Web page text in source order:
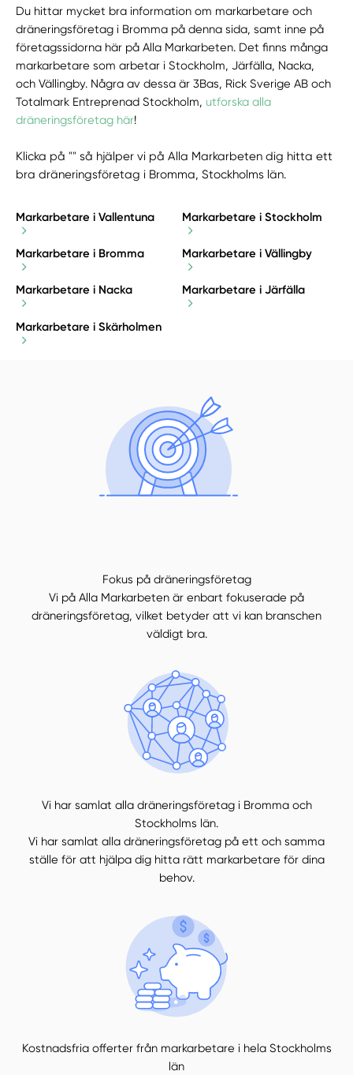
Du hittar mycket bra information om markarbetare och
dräneringsföretag i Bromma på denna sida, samt inne på
företagssidorna här på Alla Markarbeten. Det finns många
markarbetare som arbetar i Stockholm, Järfälla, Nacka,
och Vällingby. Några av dessa är 3Bas, Rick Sverige AB och
Totalmark Entreprenad Stockholm,utforska alla
dräneringsföretag här!
Klicka på "" så hjälper vi på Alla Markarbeten dig hitta ett
bra dräneringsföretag i Bromma, Stockholms län.
Markarbetare i Vallentuna Markarbetare i Stockholm
Markarbetare i Bromma Markarbetare i Vällingby
Markarbetare i Nacka Markarbetare i Järfälla
Markarbetare i Skärholmen
Fokus på dräneringsföretag
Vi på Alla Markarbeten är enbart fokuserade på
dräneringsföretag, vilket betyder att vi kan branschen
väldigt bra.
Vi har samlat alla dräneringsföretag i Bromma och
Stockholms län.
Vi har samlat alla dräneringsföretag på ett och samma
ställe för att hjälpa dig hitta rätt markarbetare för dina
behov.
Kostnadsfria offerter från markarbetare i hela Stockholms
län